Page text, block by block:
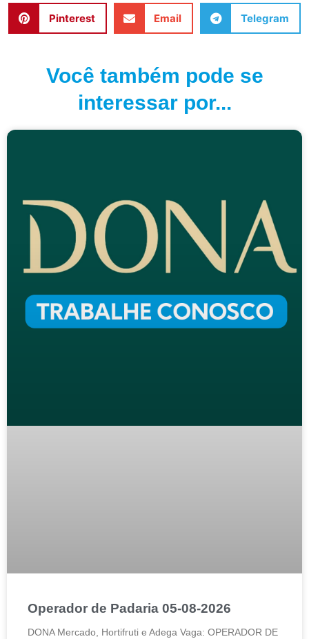
Pinterest Email Telegram
Você também pode se
interessar por...
Operador de Padaria 05-08-2026
DONA Mercado, Hortifruti e Adega Vaga: OPERADOR DE